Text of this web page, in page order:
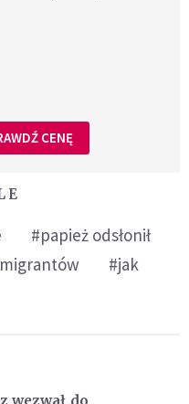
CENĘ
#papież odsłonił
#jak